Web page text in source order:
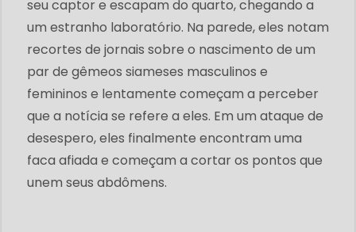
seu captor e escapam do quarto, chegando a
um estranho laboratório. Na parede, eles notam
recortes de jornais sobre o nascimento de um
par de gêmeos siameses masculinos e
femininos e lentamente começam a perceber
que a notícia se refere a eles. Em um ataque de
desespero, eles finalmente encontram uma
faca afiada e começam a cortar os pontos que
unem seus abdômens.